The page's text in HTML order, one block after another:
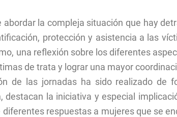
abordar la compleja situación que hay
protección y asistencia a las
una reflexión sobre los diferentes
de trata y lograr una mayor
de las jornadas ha sido realizado de
destacan la iniciativa y especial
diferentes respuestas a mujeres que se